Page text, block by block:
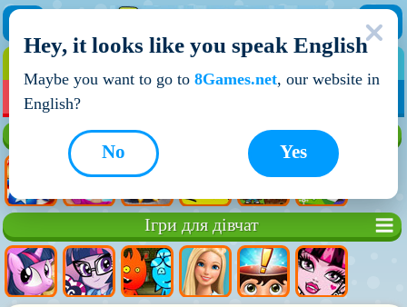
НОВІ ІГРИ
Ігри для дівчат
Hey, it looks like you speak English
Maybe you want to go to 8Games.net, our website in
English?
Yes
No